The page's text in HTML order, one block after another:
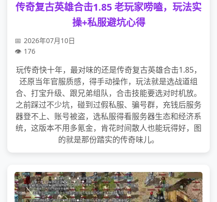
传奇复古英雄合击1.85 老玩家唠嗑，玩法实
操+私服避坑心得
2026年07月10日
176
玩传奇快十年，最对味的还是传奇复古英雄合击1.85，
还原当年官服质感，得手动操作，玩法就是选战道组
合、打宝升级、跟兄弟组队，合击技能要选对时机放。
之前踩过不少坑，碰到过假私服、骗号群，充钱后服务
器登不上、账号被盗，选私服得看服务器生态和经济系
统，这版本不用多氪金，肯花时间散人也能玩得好，图
的就是那份踏实的传奇味儿。